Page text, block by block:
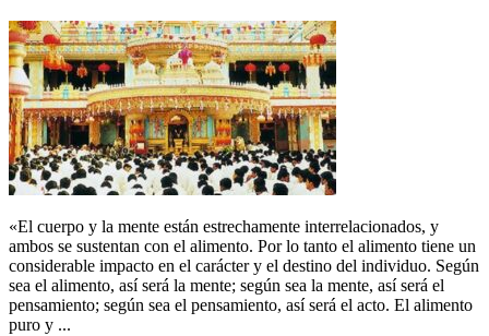
«El cuerpo y la mente están estrechamente interrelacionados, y
ambos se sustentan con el alimento. Por lo tanto el alimento tiene un
considerable impacto en el carácter y el destino del individuo. Según
sea el alimento, así será la mente; según sea la mente, así será el
pensamiento; según sea el pensamiento, así será el acto. El alimento
puro y ...